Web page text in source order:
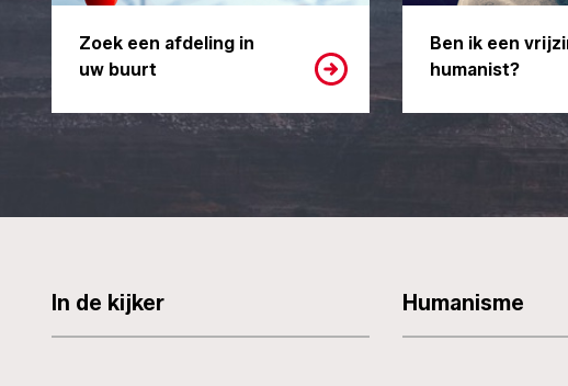
Zoek een afdeling in
uw buurt
Ben ik een
humanist?
In de kijker Humanisme